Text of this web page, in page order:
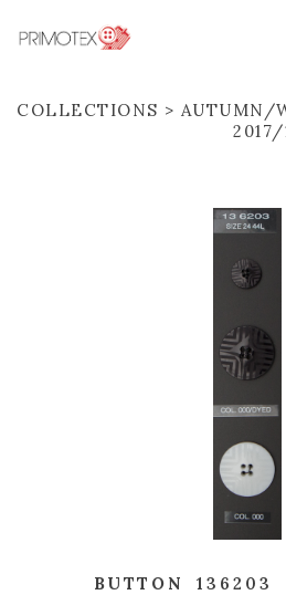
COLLECTIONS
AUTUMN/
2017/
BUTTON 136203